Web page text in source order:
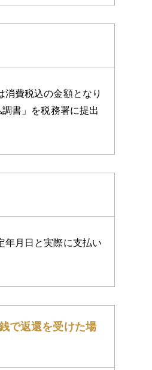
費税込の金額となり
書」を税務署に提出
年月日と実際に支払い
で返還を受けた場